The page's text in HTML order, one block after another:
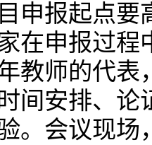
申报起点要
在申报过程
教师的代表
间安排、论
。会议现